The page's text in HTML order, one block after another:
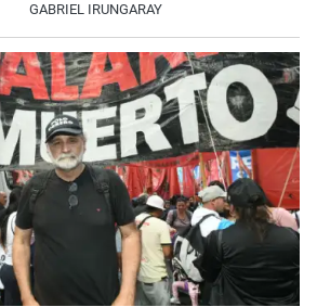
GABRIEL IRUNGARAY